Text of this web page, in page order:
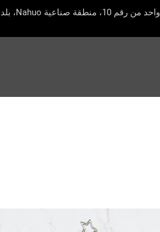
واحد من رقم 10، منطقة صناعية Nahuo، بلدة Beiguan، Yangjiang، Guangdong، الصين